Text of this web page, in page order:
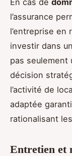
l’assurance
l’entreprise en
investir dans
pas seulement
décision
l’activité de
adaptée
rationalisant
Entretien et